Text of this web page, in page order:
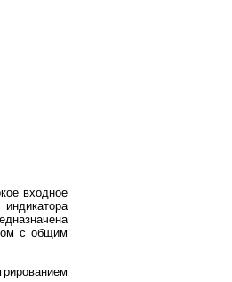
входное
с общим